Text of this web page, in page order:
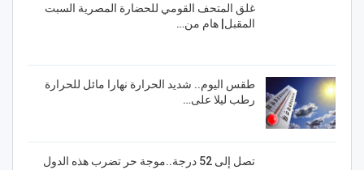
غلق المتحف القومي للحضارة المصرية السبت
المقبل| هام من…
طقس اليوم.. شديد الحرارة نهارا مائل للحرارة
رطب ليلا على…
تصل إلى 52 درجة..موجة حر تضرب هذه الدول